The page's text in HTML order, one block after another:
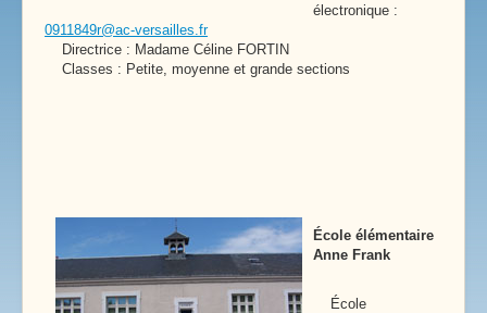
électronique :
0911849r@ac-versailles.fr
Directrice : Madame Céline FORTIN
Classes : Petite, moyenne et grande sections
École élémentaire
Anne Frank
École